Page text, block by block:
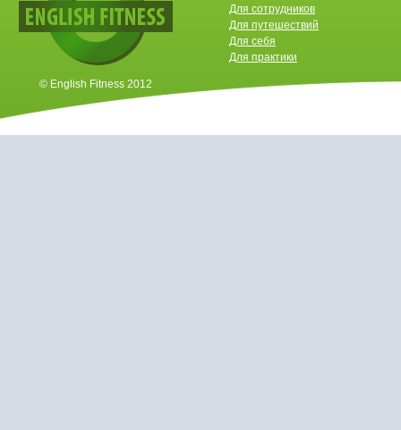
© English Fitness 2012
Для сотрудников
Для путешествий
Для себя
Для практики